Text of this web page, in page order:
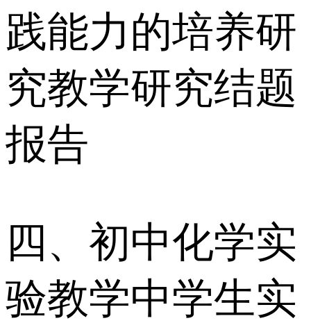
践能力的培养研
究教学研究结题
报告
四、初中化学实
验教学中学生实